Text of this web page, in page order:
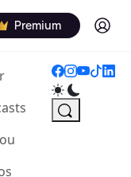
Premium Log in
(current)